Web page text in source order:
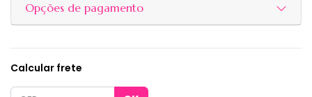
Opções de pagamento
Calcular frete